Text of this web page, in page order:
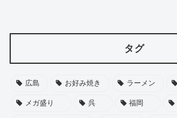
タグ
広島 お好み焼き ラーメン
メガ盛り 呉 福岡